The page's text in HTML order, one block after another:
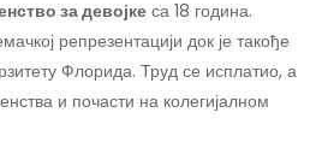
за девојке са 18 година.
репрезентацији док је такође
Флорида. Труд се исплатио, а
и почасти на колегијалном